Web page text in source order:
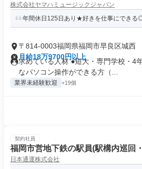
株式会社ヤマハミュージックジャパン
年間休日125日あり★好きを仕事にできる
〒814-0003福岡県福岡市早良区城西
月給18万9700円以上
求めている人材 ●短大・専門学校・4
なパソコン操作ができる方（...
業界未経験歓迎 +19個
契約社員
福岡市営地下鉄の駅員(駅構内巡回
日本通運株式会社